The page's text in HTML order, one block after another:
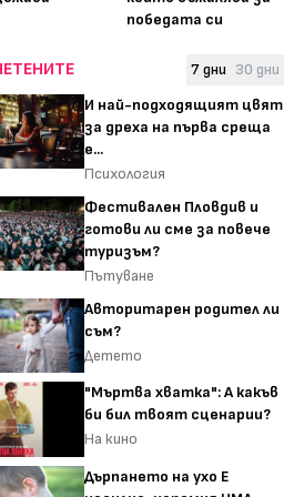
победата си
7 дни 30 дни
И най-подходящият цвят
за дреха на първа среща
е...
Психология
Фестивален Пловдив и
готови ли сме за повече
туризъм?
Пътуване
Авторитарен родител ли
съм?
Детето
"Мъртва хватка": А какъв
би бил твоят сценарии?
На кино
Дърпането на ухо Е